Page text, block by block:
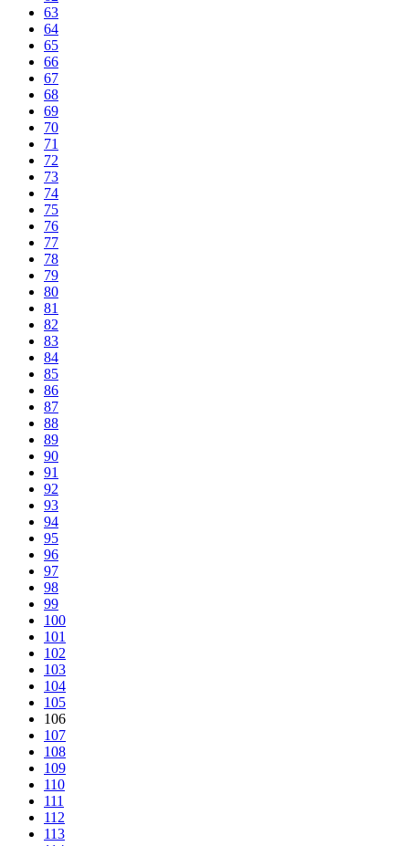
63
64
65
66
67
68
69
70
71
72
73
74
75
76
77
78
79
80
81
82
83
84
85
86
87
88
89
90
91
92
93
94
95
96
97
98
99
100
101
102
103
104
105
106
107
108
109
110
111
112
113